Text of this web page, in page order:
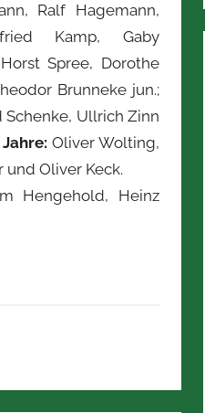
Ralf Hagemann,
Kamp, Gaby
Spree, Dorothe
Brunneke jun.;
Schenke, Ullrich Zinn
Oliver Wolting,
und Oliver Keck.
Hengehold, Heinz